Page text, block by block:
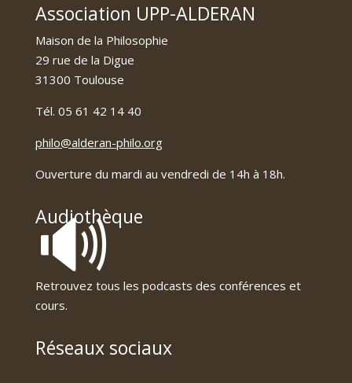
Association UPP-ALDERAN
Maison de la Philosophie
29 rue de la Digue
31300 Toulouse
Tél. 05 61 42 14 40
philo@alderan-philo.org
Ouverture du mardi au vendredi de 14h à 18h.
Audiothèque
🔊
Retrouvez tous les podcasts des conférences et
cours.
Réseaux sociaux